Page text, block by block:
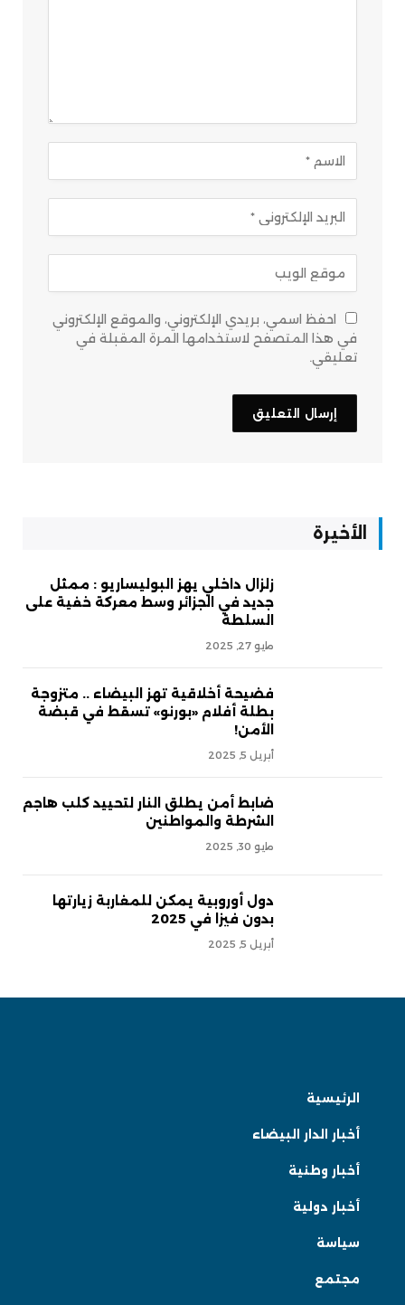
احفظ اسمي، بريدي الإلكتروني، والموقع الإلكتروني
في هذا المتصفح لاستخدامها المرة المقبلة في
تعليقي.
الأخيرة
زلزال داخلي يهز البوليساريو : ممثل
جديد في الجزائر وسط معركة خفية على
السلطة
مايو 27, 2025
فضيحة أخلاقية تهز البيضاء .. متزوجة
بطلة أفلام «بورنو» تسقط في قبضة
الأمن!
أبريل 5, 2025
ضابط أمن يطلق النار لتحييد كلب هاجم
الشرطة والمواطنين
مايو 30, 2025
دول أوروبية يمكن للمغاربة زيارتها
بدون فيزا في 2025
أبريل 5, 2025
الرئيسية
أخبار الدار البيضاء
أخبار وطنية
أخبار دولية
سياسة
مجتمع